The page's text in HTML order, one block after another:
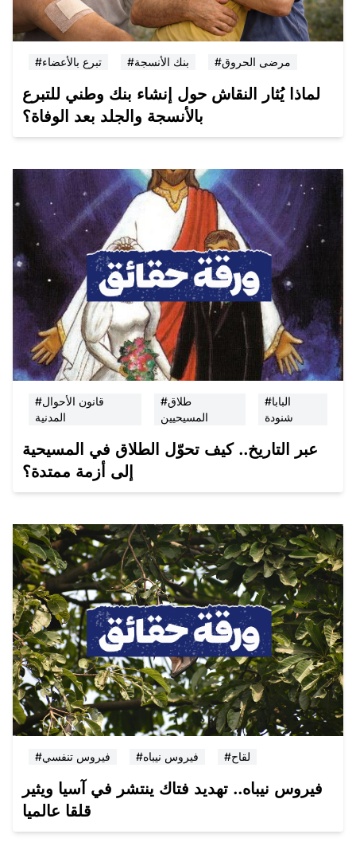
#تبرع بالأعضاء #بنك الأنسجة #مرضى الحروق
لماذا يُثار النقاش حول إنشاء بنك وطني للتبرع
بالأنسجة والجلد بعد الوفاة؟
#قانون الأحوال
المدنية
#طلاق
المسيحيين
#البابا
شنودة
عبر التاريخ.. كيف تحوّل الطلاق في المسيحية
إلى أزمة ممتدة؟
#فيروس تنفسي #فيروس نيباه #لقاح
فيروس نيباه.. تهديد فتاك ينتشر في آسيا ويثير
قلقا عالميا